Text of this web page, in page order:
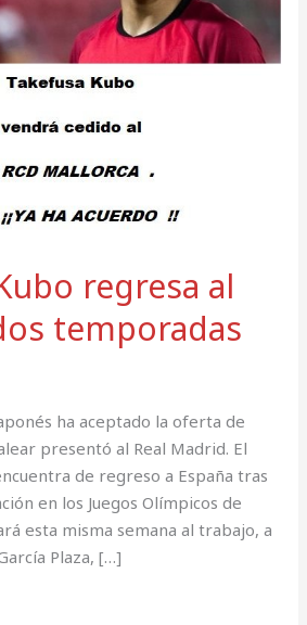
regresa al
temporadas
ha aceptado la oferta de
presentó al Real Madrid. El
de regreso a España tras
en los Juegos Olímpicos de
esta misma semana al trabajo, a
Plaza, […]